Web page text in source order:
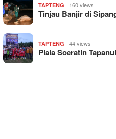
TAPTENG 160 views
Tinjau Banjir di
TAPTENG 44 views
Piala Soeratin